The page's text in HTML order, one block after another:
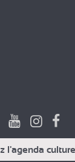
l'agenda